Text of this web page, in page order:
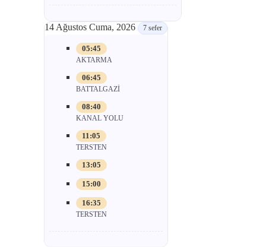
14 Ağustos Cuma, 2026 7 sefer
05:45
AKTARMA
06:45
BATTALGAZİ
08:40
KANAL YOLU
11:05
TERSTEN
13:05
15:00
16:35
TERSTEN